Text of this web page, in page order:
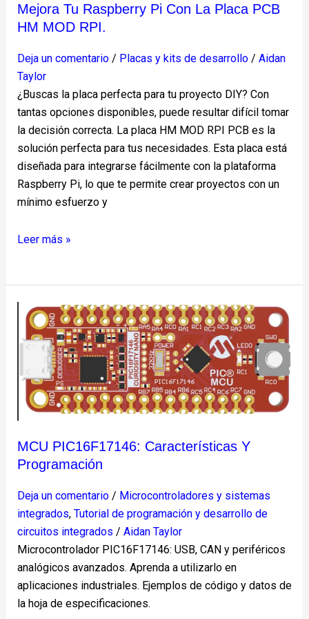
Mejora Tu Raspberry Pi Con La Placa PCB
HM MOD RPI.
Deja un comentario / Placas y kits de desarrollo/ Aidan
Taylor
¿Buscas la placa perfecta para tu proyecto DIY? Con
tantas opciones disponibles, puede resultar difícil tomar
la decisión correcta. La placa HM MOD RPI PCB es la
solución perfecta para tus necesidades. Esta placa está
diseñada para integrarse fácilmente con la plataforma
Raspberry Pi, lo que te permite crear proyectos con un
mínimo esfuerzo y
Leer más »
MCU PIC16F17146: Características Y
Programación
Deja un comentario / Microcontroladores y sistemas
integrados, Tutorial de programación y desarrollo de
circuitos integrados / Aidan Taylor
Microcontrolador PIC16F17146: USB, CAN y periféricos
analógicos avanzados. Aprenda a utilizarlo en
aplicaciones industriales. Ejemplos de código y datos de
la hoja de especificaciones.
MCU
PIC16F17146:
Características
programación